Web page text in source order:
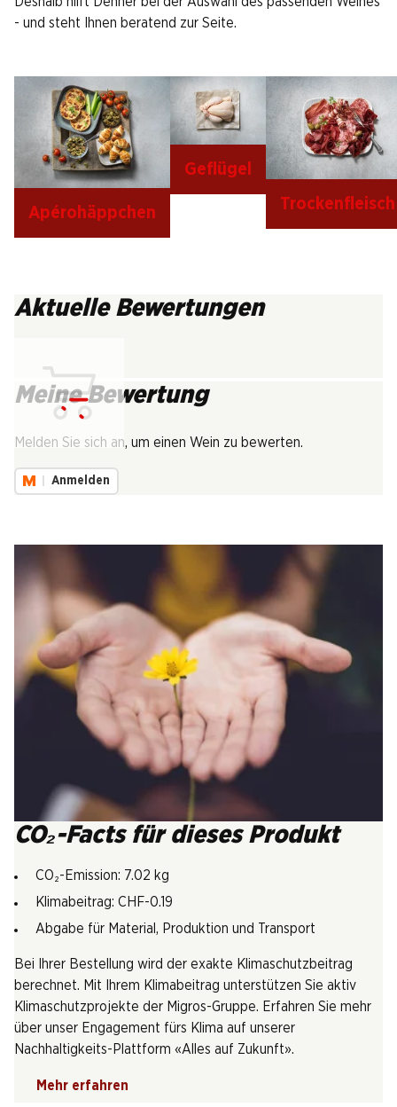
- und steht Ihnen beratend zur Seite.
Apérohäppchen
Geflügel
Trockenfleisch
Aktuelle Bewertungen
Meine Bewertung
Melden Sie sich an, um einen Wein zu bewerten.
Anmelden
CO₂-Facts für dieses Produkt
CO₂-Emission: 7.02 kg
Klimabeitrag: CHF-0.19
Abgabe für Material, Produktion und Transport
Bei Ihrer Bestellung wird der exakte Klimaschutzbeitrag
berechnet. Mit Ihrem Klimabeitrag unterstützen Sie aktiv
Klimaschutzprojekte der Migros-Gruppe. Erfahren Sie mehr
über unser Engagement fürs Klima auf unserer
Nachhaltigkeits-Plattform «Alles auf Zukunft».
Mehr erfahren